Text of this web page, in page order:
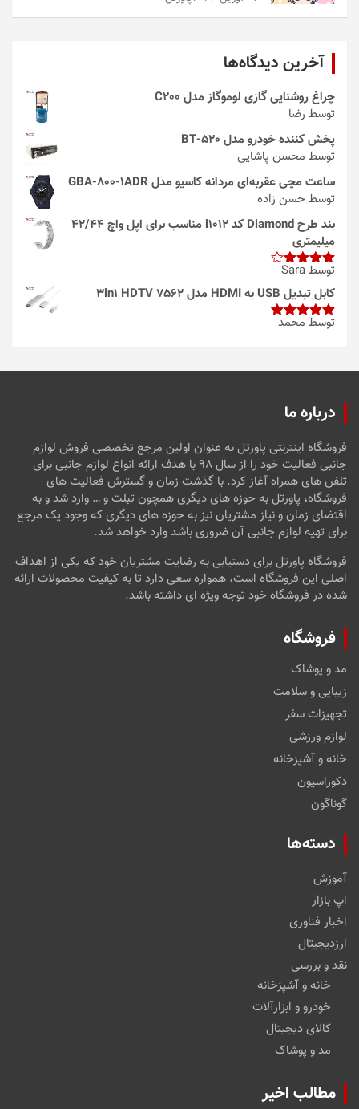
آخرین دیدگاه‌ها
چراغ روشنایی گازی لوموگاز مدل C200
توسط رضا
پخش کننده خودرو مدل 520-BT
توسط محسن پاشایی
ساعت مچی عقربه‌ای مردانه کاسیو مدل GBA-800-1ADR
توسط حسن زاده
بند طرح Diamond کد i1012 مناسب برای اپل واچ 42/44
میلیمتری
امتیاز4
از 5
توسط Sara
کابل تبدیل USB به HDMI مدل 3in1 HDTV 7562
امتیاز5از
توسط محمد
درباره ما
فروشگاه اینترنتی پاورتل به عنوان اولین مرجع تخصصی فروش لوازم
جانبی فعالیت خود را از سال ۹۸ با هدف ارائه انواع لوازم جانبی برای
تلفن های همراه آغاز کرد. با گذشت زمان و گسترش فعالیت های
فروشگاه، پاورتل به حوزه های دیگری همچون تبلت و … وارد شد و به
اقتضای زمان و نیاز مشتریان نیز به حوزه های دیگری که وجود یک مرجع
برای تهیه لوازم جانبی آن ضروری باشد وارد خواهد شد.
فروشگاه پاورتل برای دستیابی به رضایت مشتریان خود که یکی از اهداف
اصلی این فروشگاه است، همواره سعی دارد تا به کیفیت محصولات ارائه
شده در فروشگاه خود توجه ویژه ای داشته باشد.
فروشگاه
مد و پوشاک
زیبایی و سلامت
تجهیزات سفر
لوازم ورزشی
خانه و آشپزخانه
دکوراسیون
گوناگون
دسته‌ها
آموزش
اپ بازار
اخبار فناوری
ارزدیجیتال
نقد و بررسی
خانه و آشپزخانه
خودرو و ابزارآلات
کالای دیجیتال
مد و پوشاک
مطالب اخیر